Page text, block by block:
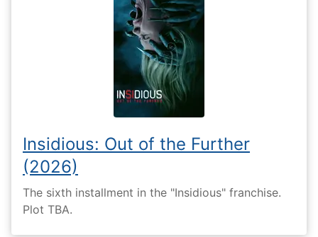
Insidious: Out of the Further
(2026)
The sixth installment in the "Insidious" franchise.
Plot TBA.